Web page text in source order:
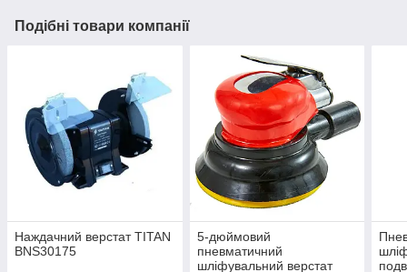
Подібні товари компанії
Наждачний верстат TITAN
BNS30175
5-дюймовий
пневматичний
шліфувальний верстат